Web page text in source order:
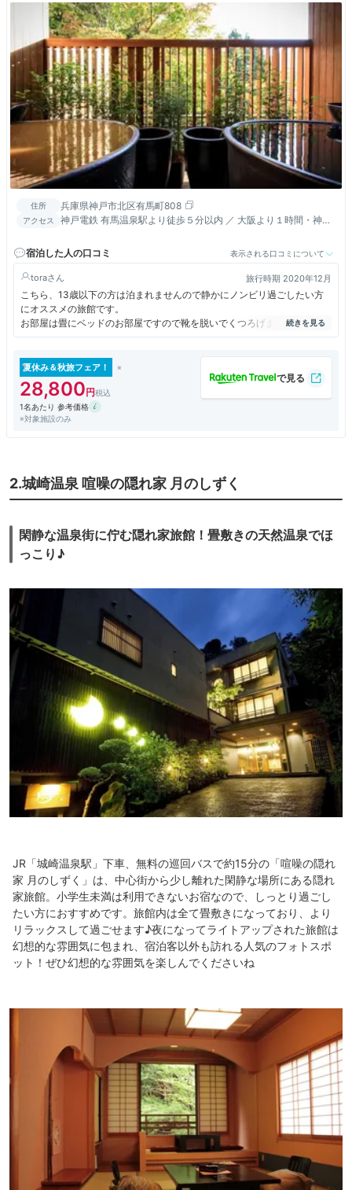
住所 兵庫県神戸市北区有馬町808
アクセス
神戸電鉄 有馬温泉駅より徒歩５分以内 ／ 大阪より１時間・神戸
宿泊した人の口コミ
表示される口コミについて
tora 旅行時期 2020年12月
こちら、13歳以下の方は泊まれませんので静かにノンビリ過ごしたい方
にオススメの旅館です。
お部屋は畳にベッドのお部屋ですので靴を脱いでくつろげました。
食事は『少量美味会席』。ボリュームたっぷりの旅館の食事が苦痛な私に
そして、有馬での宿泊で大事なのは温泉。
こちら、館内の温泉以外に姉妹店の『有馬グランドホテル』の温泉が利用
できます（送迎付）。
お値段は高めですが、納得のおもてなしでした。
夏休み＆秋旅フェア！
28,800
1名あたり 参考価格
※対象施設のみ
2.城崎温泉 喧噪の隠れ家 月のしずく
閑静な温泉街に佇む隠れ家旅館！畳敷きの天然温泉でほ
っこり♪
JR「城崎温泉駅」下車、無料の巡回バスで約15分の「喧噪の隠れ
家 月のしずく」は、中心街から少し離れた閑静な場所にある隠れ
家旅館。小学生未満は利用できないお宿なので、しっとり過ごし
たい方におすすめです。旅館内は全て畳敷きになっており、より
リラックスして過ごせます♪夜になってライトアップされた旅館は
幻想的な雰囲気に包まれ、宿泊客以外も訪れる人気のフォトスポ
ット！ぜひ幻想的な雰囲気を楽しんでくださいね